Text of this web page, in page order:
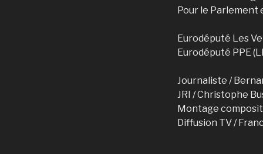
Pour le Parlement
Eurodéputé Les
Eurodéputé PPE
Journaliste /
JRI / Christophe
Montage
Diffusion TV /